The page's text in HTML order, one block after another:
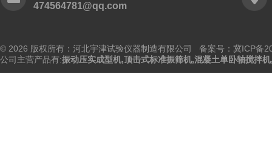
474564781@qq.com
© 2026 版权所有：河北宇津试验仪器制造有限公司 备案号：冀ICP备
公司主营产品有:振动压实成型机,顶击式标准振筛机,混凝土单卧轴搅拌机